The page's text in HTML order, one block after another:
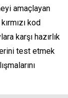
amaçlayan
kod
karşı hazırlık
test etmek